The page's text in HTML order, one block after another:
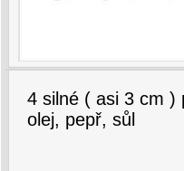
4 silné ( asi 3 cm )
olej, pepř, sůl